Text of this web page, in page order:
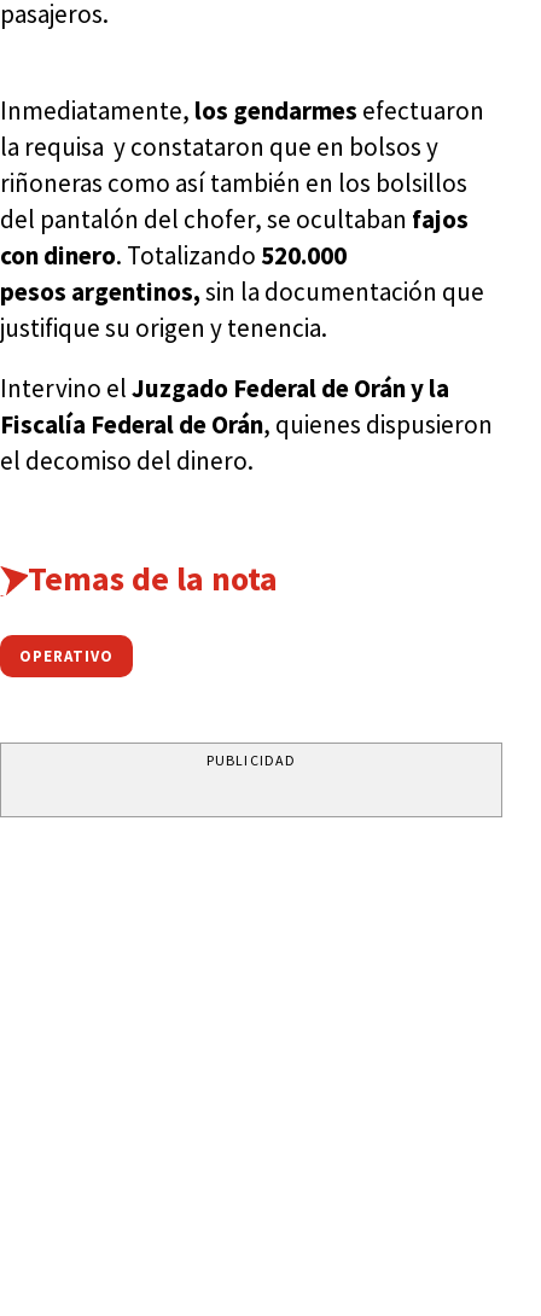
pasajeros.
Inmediatamente, los gendarmes efectuaron
la requisa y constataron que en bolsos y
riñoneras como así también en los bolsillos
del pantalón del chofer, se ocultaban fajos
con dinero. Totalizando 520.000
pesos argentinos,sin la documentación que
justifique su origen y tenencia.
Intervino elJuzgado Federal de Orán y la
Fiscalía Federal de Orán, quienes dispusieron
el decomiso del dinero.
Temas de la nota
OPERATIVO
PUBLICIDAD